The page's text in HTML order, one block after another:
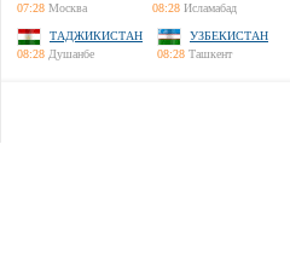
07:28 Москва
08:28 Исламабад
ТАДЖИКИСТАН
08:28 Душанбе
УЗБЕКИСТАН
08:28 Ташкент